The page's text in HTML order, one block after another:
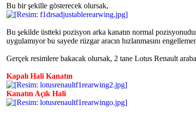
Bu bir şekille gösterecek olursak,
Bu şekilde üstteki pozisyon arka kanatın normal
uygulamıyor bu sayede rüzgar aracın hızlanmasını
Gerçek resimlere bakacak olursak, 2 tane Lotus Renault
Kapalı Hali Kanatın
Kanatın Açık Hali